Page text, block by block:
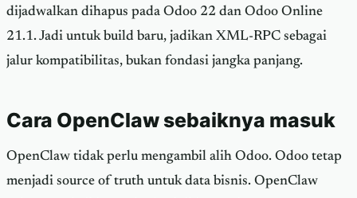
dijadwalkan dihapus pada Odoo 22 dan Odoo Online
21.1. Jadi untuk build baru, jadikan XML-RPC sebagai
jalur kompatibilitas, bukan fondasi jangka panjang.
Cara OpenClaw sebaiknya masuk
OpenClaw tidak perlu mengambil alih Odoo. Odoo tetap
menjadi source of truth untuk data bisnis. OpenClaw